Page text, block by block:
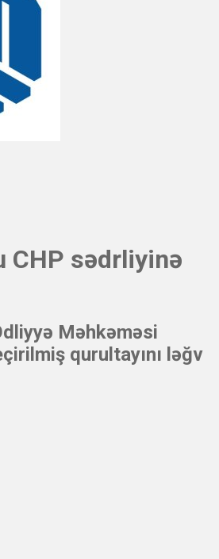
CHP sədrliyinə
Məhkəməsi
qurultayını ləğv